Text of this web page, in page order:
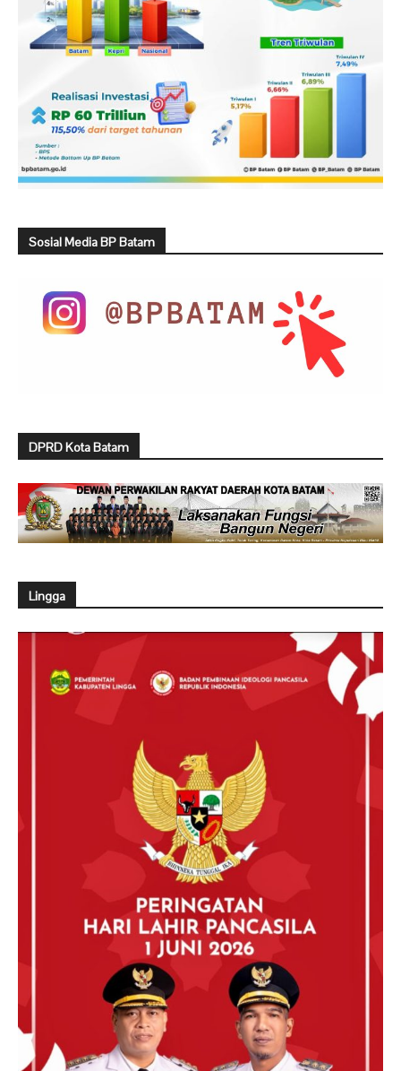
Sosial Media BP Batam
DPRD Kota Batam
Lingga